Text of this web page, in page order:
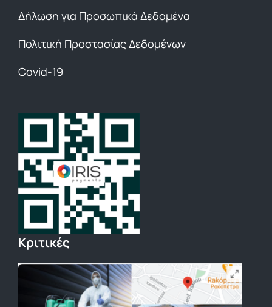
Δήλωση για Προσωπικά Δεδομένα
Πολιτική Προστασίας Δεδομένων
Covid-19
Κριτικές